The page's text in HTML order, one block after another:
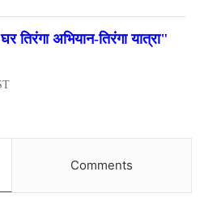
Comments